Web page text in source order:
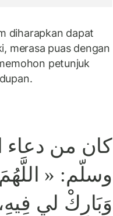
diharapkan dapat
merasa puas dengan
petunjuk
كان من دعاء
وسلّم: «
وَبَارِكْ لي